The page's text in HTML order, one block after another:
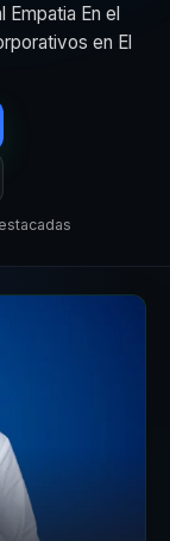
Empatia En el
en El